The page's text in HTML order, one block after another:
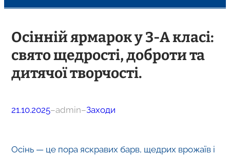
Осінній ярмарок у 3-А класі:
свято щедрості, доброти та
дитячої творчості.
21.10.2025–admin–Заходи
Осінь — це пора яскравих барв, щедрих врожаїв і